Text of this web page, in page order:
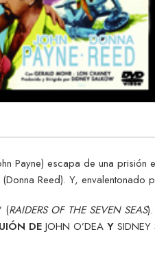
Payne) escapa de una
Reed). Y,
(RAIDERS OF THE SEVEN SEAS
DEJOHN O’DEA Y